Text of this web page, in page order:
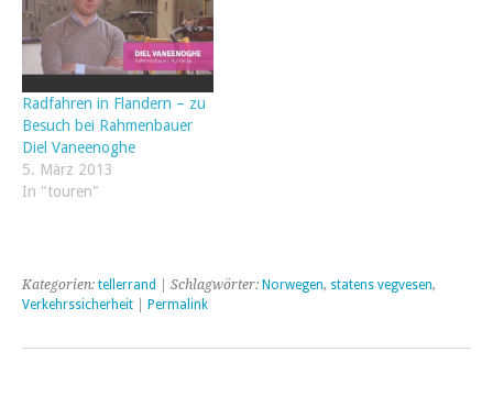
Radfahren in Flandern – zu
Besuch bei Rahmenbauer
Diel Vaneenoghe
5. März 2013
In "touren"
Kategorien: tellerrand | Schlagwörter: Norwegen, statens vegvesen,
Verkehrssicherheit
Permalink